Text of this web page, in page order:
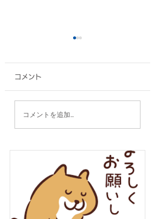
トートバッグ/株式会社
サンゲツ沖縄 様
コメント
コメントを追加…